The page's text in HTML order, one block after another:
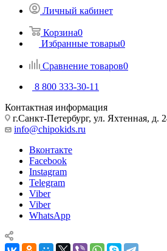
Личный кабинет
Корзина0
Избранные товары0
Сравнение товаров0
8 800 333-30-11
Контактная информация
г.Санкт-Петербург, ул. Яхтенная,
info@chipokids.ru
Вконтакте
Facebook
Instagram
Telegram
Viber
Viber
WhatsApp